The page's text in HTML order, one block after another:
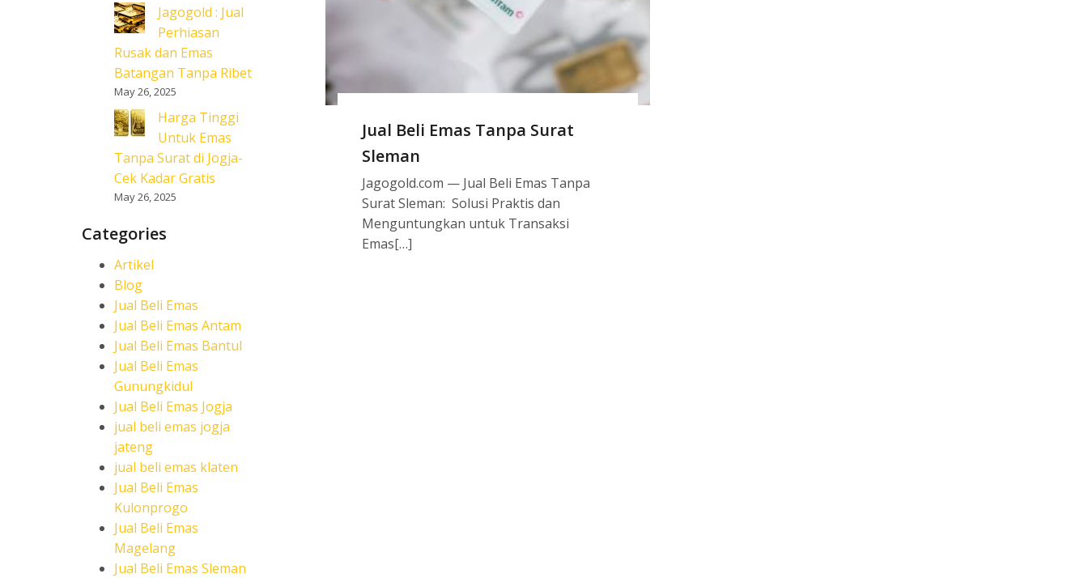
Jagogold : Jual
Perhiasan
Rusak dan Emas
Batangan Tanpa Ribet
May 26, 2025
Harga Tinggi
Untuk Emas
Tanpa Surat di Jogja-
Cek Kadar Gratis
May 26, 2025
Categories
Artikel
Blog
Jual Beli Emas
Jual Beli Emas Antam
Jual Beli Emas Bantul
Jual Beli Emas
Gunungkidul
Jual Beli Emas Jogja
jual beli emas jogja
jateng
jual beli emas klaten
Jual Beli Emas
Kulonprogo
Jual Beli Emas
Magelang
Jual Beli Emas Sleman
Jual Beli Emas Tanpa Surat
Sleman
Jagogold.com — Jual Beli Emas Tanpa
Surat Sleman: Solusi Praktis dan
Menguntungkan untuk Transaksi
Emas[…]